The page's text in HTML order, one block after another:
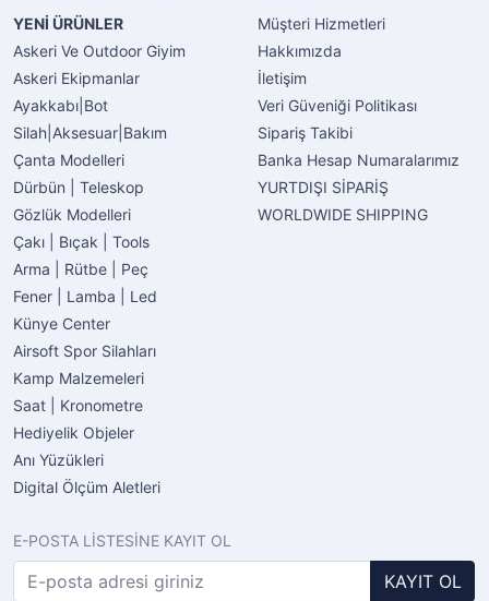
YENİ ÜRÜNLER
Askeri Ve Outdoor Giyim
Askeri Ekipmanlar
Ayakkabı|Bot
Silah|Aksesuar|Bakım
Çanta Modelleri
Dürbün | Teleskop
Gözlük Modelleri
Çakı | Bıçak | Tools
Arma | Rütbe | Peç
Fener | Lamba | Led
Künye Center
Airsoft Spor Silahları
Kamp Malzemeleri
Saat | Kronometre
Hediyelik Objeler
Anı Yüzükleri
Digital Ölçüm Aletleri
Müşteri Hizmetleri
Hakkımızda
İletişim
Veri Güveniği Politikası
Sipariş Takibi
Banka Hesap Numaralarımız
YURTDIŞI SİPARİŞ
WORLDWIDE SHIPPING
E-POSTA LİSTESİNE KAYIT OL
KAYIT OL